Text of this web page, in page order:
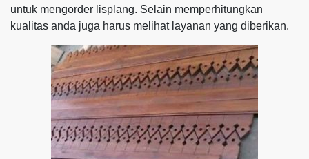
untuk mengorder lisplang. Selain memperhitungkan
kualitas anda juga harus melihat layanan yang diberikan.